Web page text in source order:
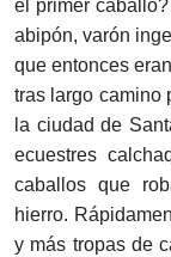
el primer
abipón, varón
que entonces
tras largo camino
la ciudad de
ecuestres
caballos que
hierro.
y más tropas de